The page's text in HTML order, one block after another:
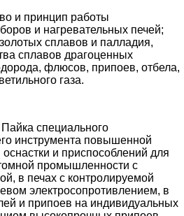
и принцип работы
и нагревательных печей;
сплавов и палладия,
сплавов драгоценных
флюсов, припоев, отбела,
газа.
Пайка специального
инструмента повышенной
и приспособлений для
промышленности с
в печах с контролируемой
электросопротивлением, в
и припоев на индивидуальных